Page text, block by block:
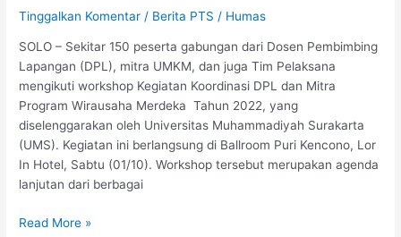
Tinggalkan Komentar / Berita PTS / Humas
SOLO – Sekitar 150 peserta gabungan dari Dosen Pembimbing
Lapangan (DPL), mitra UMKM, dan juga Tim Pelaksana
mengikuti workshop Kegiatan Koordinasi DPL dan Mitra
Program Wirausaha Merdeka Tahun 2022, yang
diselenggarakan oleh Universitas Muhammadiyah Surakarta
(UMS). Kegiatan ini berlangsung di Ballroom Puri Kencono, Lor
In Hotel, Sabtu (01/10). Workshop tersebut merupakan agenda
lanjutan dari berbagai
UMS,
Tim
Pelaksana
dengan
DPL
dan
Mitra
UMKM
Read More »